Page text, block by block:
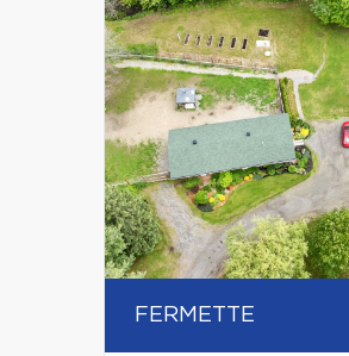
FERMETTE